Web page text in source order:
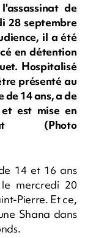
de
28 septembre
il a été
en détention
Hospitalisé
présenté au
de 14 ans, a de
est mise en
(Photo
14 et 16 ans
mercredi 20
Pierre. Et ce,
Shana dans